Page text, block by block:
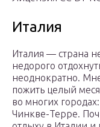
Италия
Италия — страна
недорого
неоднократно.
пожить целый
во многих
Чинкве-Терре.